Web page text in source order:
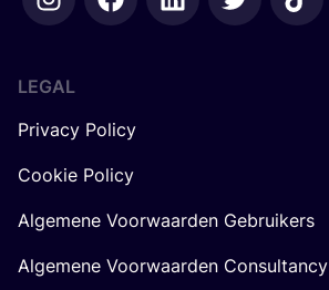
LEGAL
Privacy Policy
Cookie Policy
Algemene Voorwaarden Gebruikers
Algemene Voorwaarden Consultancy